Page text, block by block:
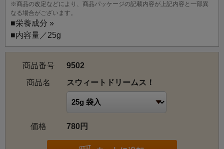
※商品の改定などにより、商品パッケージの記載内容が上記内容と一部異
なる場合がございます。
■栄養成分 »
■内容量／25g
商品番号
9502
商品名
スウィートドリームス！
価格 780円